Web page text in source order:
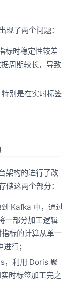
现了两个问题：
标时稳定性较差
周期较长，导致
别是在实时标签
架构的进行了改
储这两个部分：
Kafka 中，通过
一部分加工逻辑
标的计算从单一
行；
，利用 Doris 聚
时标签加工完之